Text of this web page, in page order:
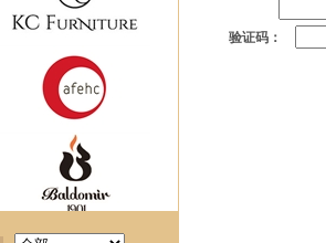
验证码：